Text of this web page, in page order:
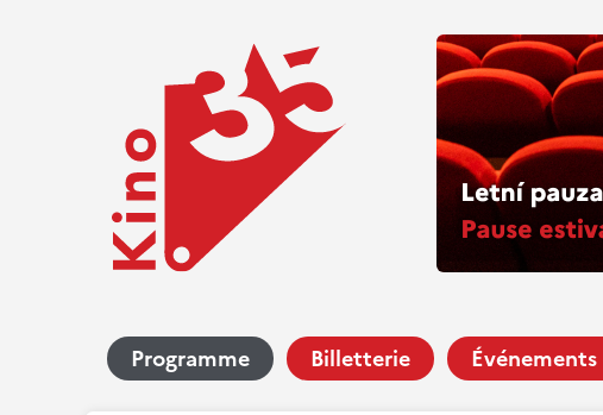
Programme Billetterie